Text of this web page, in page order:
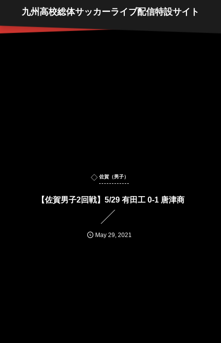
九州高校総体サッカーライブ配信特設サイト
佐賀（男子）
【佐賀男子2回戦】5/29 有田工 0-1 唐津商
May 29,2021